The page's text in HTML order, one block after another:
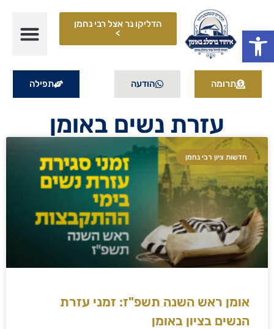
פתח סרגל נגישות
הדליקו נר אצל רבי נחמן
>
תרומה הודעה תפילה
עזרת נשים באומן
חדשות ציון רבי נחמן
אומן ראש השנה תשפ"ז: זמני עזרת
הנשים בציון באומן